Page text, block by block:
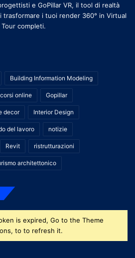
e GoPillar VR, il tool di realtà
i tuoi render 360° in Virtual
Tour completi.
Building Information Modeling
corsi online Gopillar
decor Interior Design
del lavoro notizie
Revit ristrutturazioni
architettonico
is expired, Go to the Theme
to to refresh it.